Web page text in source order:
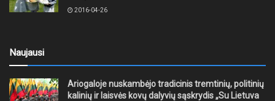
2016-04-26
Naujausi
Ariogaloje nuskambėjo tradicinis tremtinių, politinių
kalinių ir laisvės kovų dalyvių sąskrydis „Su Lietuva